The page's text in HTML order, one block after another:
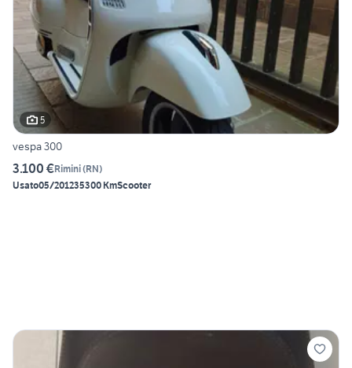
5
vespa 300
3.100 €Rimini(RN)
Usato05/201235300 KmScooter